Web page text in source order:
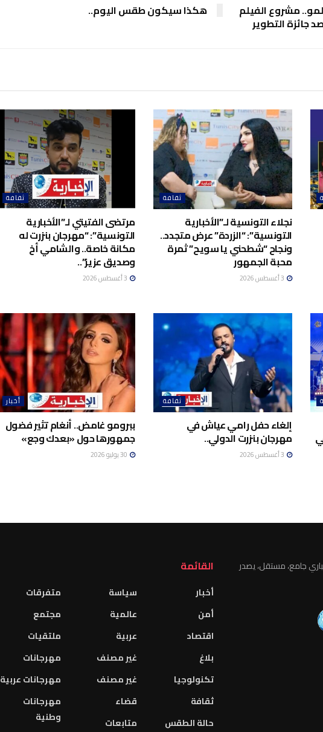
مشروع الفيلم هكذا سيكون طقس اليوم..
ثقافة
نجلاء التونسية لـ”الأخبارية
التونسية”: “الزردة” عرض متجدد..
ونجاح “شطحني يا سويح” ثمرة
محبة الجمهور
ثقافة
مرتضى الفتيتي لـ”الأخبارية
التونسية”: “مهرجان بنزرت له
مكانة خاصة.. والشامي أخ
وصديق عزيز”..
ثقافة
إلغاء حفل رامي عياش في
مهرجان بنزرت الدولي..
أخبار
ببرومو غامض.. أنغام تثير فضول
جمهورها حول «بعدك وجع»
جامع، مستقل، يصدر
القائمة
أخبار
أمن
اقتصاد
بلاغ
تكنولوجيا
ثقافة
حالة الطقس
سياسة
عالمية
عربية
غير مصنف
غير مصنف
قضاء
متابعات
متفرقات
مجتمع
ملتقيات
مهرجانات
مهرجانات عربية
مهرجانات
وطنية